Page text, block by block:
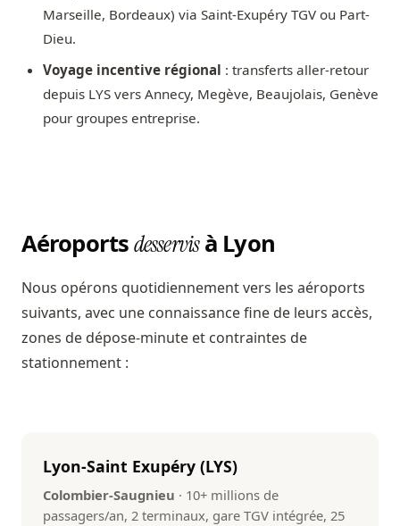
Marseille, Bordeaux) via Saint-Exupéry TGV ou Part-
Dieu.
Voyage incentive régional : transferts aller-retour
depuis LYS vers Annecy, Megève, Beaujolais, Genève
pour groupes entreprise.
Aéroportsdesservisà Lyon
Nous opérons quotidiennement vers les aéroports
suivants, avec une connaissance fine de leurs accès,
zones de dépose-minute et contraintes de
stationnement :
Lyon-Saint Exupéry (LYS)
Colombier-Saugnieu · 10+ millions de
passagers/an, 2 terminaux, gare TGV intégrée, 25